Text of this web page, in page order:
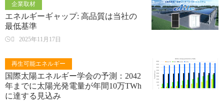
企業取材
エネルギーギャップ: 高品質は当社の
最低基準
 2025年11月17日
再生可能エネルギー
国際太陽エネルギー学会の予測：2042
年までに太陽光発電量が年間10万TWh
に達する見込み